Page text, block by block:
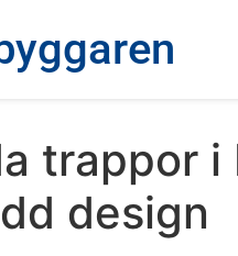
trappor i
design